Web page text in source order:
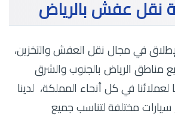
نقل عفش بالرياض
في مجال نقل العفش والتخزين،
مناطق الرياض بالجنوب والشرق
في كل أنحاء المملكة، لدينا
سيارات مختلفة لتناسب جميع